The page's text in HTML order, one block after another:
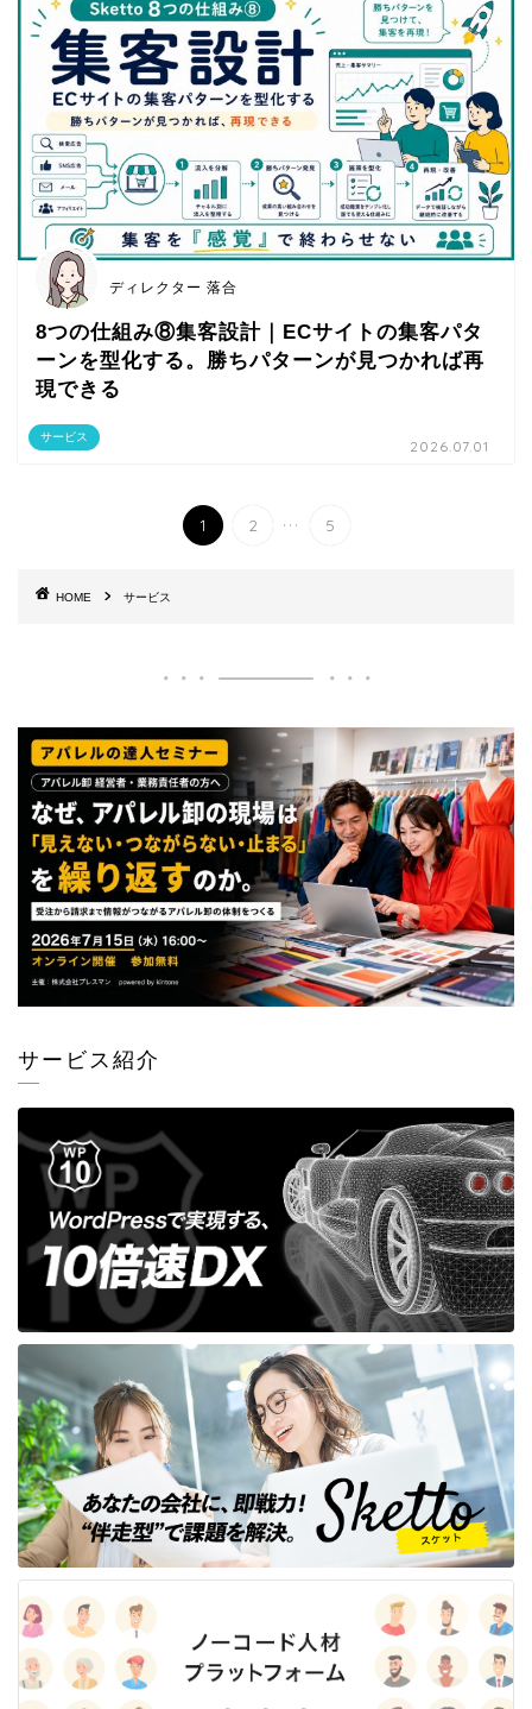
サービス
ディレクター 落合
8つの仕組み⑧集客設計｜ECサイトの集客パタ
ーンを型化する。勝ちパターンが見つかれば再
現できる
2026.07.01
1 2 ... 5
HOME サービス
サービス紹介